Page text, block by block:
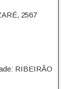
2567
RIBEIRÃO